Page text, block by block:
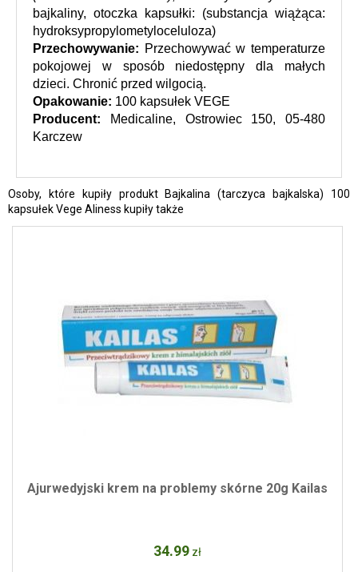
bajkaliny, otoczka kapsułki: (substancja wiążąca:
hydroksypropylometyloceluloza)
Przechowywanie: Przechowywać w temperaturze
pokojowej w sposób niedostępny dla małych
dzieci. Chronić przed wilgocią.
Opakowanie: 100 kapsułek VEGE
Producent: Medicaline, Ostrowiec 150, 05-480
Karczew
Osoby, które kupiły produkt Bajkalina (tarczyca bajkalska) 100
kapsułek Vege Aliness kupiły także
Ajurwedyjski krem na problemy skórne 20g Kailas
34.99 zł